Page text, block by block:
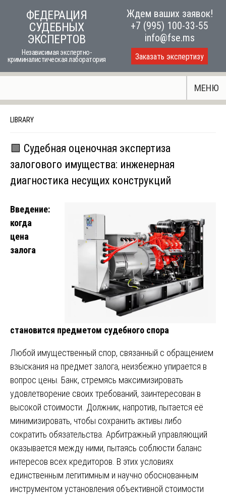
ФЕДЕРАЦИЯ
СУДЕБНЫХ
ЭКСПЕРТОВ
Независимая экспертно-
криминалистическая лаборатория
Ждем ваших заявок!
+7 (995) 100-33-55
info@fse.ms
Заказать экспертизу
МЕНЮ
LIBRARY
🟩 Судебная оценочная экспертиза
залогового имущества: инженерная
диагностика несущих конструкций
Введение:
когда
цена
залога
становится предметом судебного спора
Любой имущественный спор, связанный с обращением
взыскания на предмет залога, неизбежно упирается в
вопрос цены. Банк, стремясь максимизировать
удовлетворение своих требований, заинтересован в
высокой стоимости. Должник, напротив, пытается её
минимизировать, чтобы сохранить активы либо
сократить обязательства. Арбитражный управляющий
оказывается между ними, пытаясь соблюсти баланс
интересов всех кредиторов. В этих условиях
единственным легитимным и научно обоснованным
инструментом установления объективной стоимости